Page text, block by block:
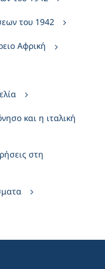
του 1942
Αφρική
και η ιταλική
στη